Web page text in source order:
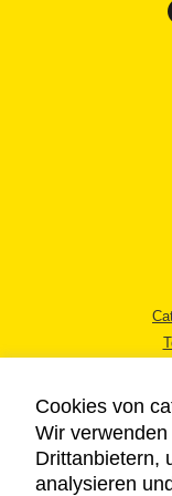
Cookies von
Wir
Drittanbietern,
analysieren